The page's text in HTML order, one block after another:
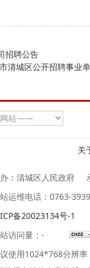
招聘公告
清城区公开招聘事业
关
：清城区人民政府
运维电话：0763-
备20023134号-1
访问量： -
使用1024*768分辨率